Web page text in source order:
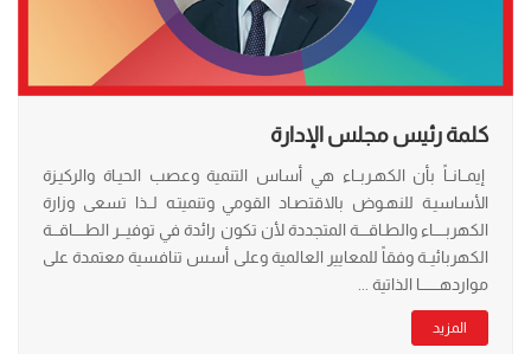
كلمة رئيس مجلس الإدارة
إيمــانــاً بأن الكهـربــاء هي أساس التنمية وعصب الحيـاة والركيـزة
الأساسيـة للنهـوض بالاقتصـاد القومي وتنميتـه لــذا تسعى وزارة
الكهربـــــاء والطـاقــــة المتجددة لأن تكون رائدة في توفيـــر الطـــــاقـــة
الكهربائيــة وفقاً للمعايير العالمية وعلى أسس تنافسية معتمدة على
مواردهــــــــا الذاتية ...
المزيد